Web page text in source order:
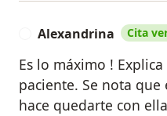
Alexandrina Cita
Es lo máximo !
paciente. Se nota
hace quedarte con